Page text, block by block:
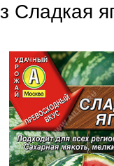
Сладкая